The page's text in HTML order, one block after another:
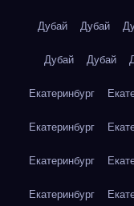
Дубай Дубай
Дубай Дубай
Екатеринбург
Екатеринбург
Екатеринбург
Екатеринбург